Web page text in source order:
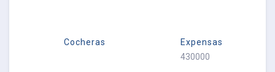
Cocheras
Expensas
430000